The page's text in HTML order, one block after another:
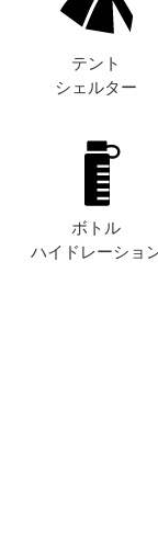
テント
シェルター
ボトル
ハイドレーショ